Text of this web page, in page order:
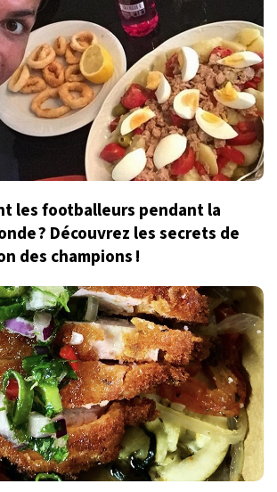
les footballeurs pendant la
? Découvrez les secrets de
des champions !